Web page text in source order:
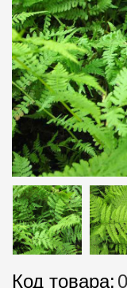
Код товара: